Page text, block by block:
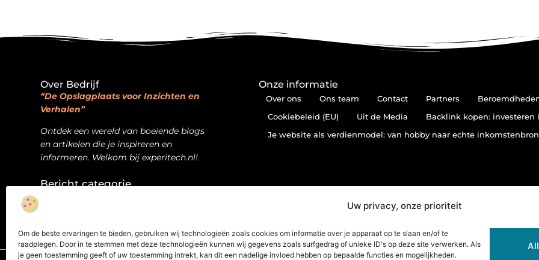
Uw privacy, onze prioriteit
Om de beste ervaringen te bieden, gebruiken wij technologieën zoals cookies om informatie over je apparaat op te slaan en/of te
raadplegen. Door in te stemmen met deze technologieën kunnen wij gegevens zoals surfgedrag of unieke ID's op deze site verwerken. Als
je geen toestemming geeft of uw toestemming intrekt, kan dit een nadelige invloed hebben op bepaalde functies en mogelijkheden.
Over Bedrijf
“De Opslagplaats voor Inzichten en
Verhalen”
Ontdek een wereld van boeiende blogs
en artikelen die je inspireren en
informeren. Welkom bij experitech.nl!
Bericht categorie
Onze informatie
Over ons Ons team Contact Partners
Cookiebeleid (EU)
Uit de Media
Backlink kopen:
Je website als verdienmodel: van hobby naar echte inkomstenbron